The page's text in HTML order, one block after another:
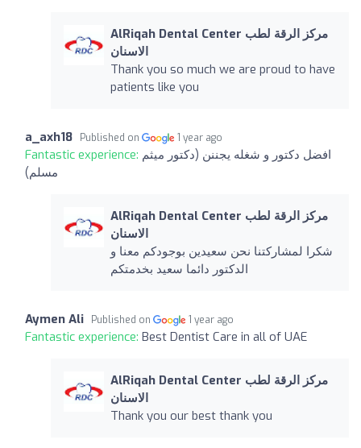
AlRiqah Dental Center مركز الرقة لطب
الاسنان
Thank you so much we are proud to have
patients like you
a_axh18 Published on 1 year ago
Fantastic experience: افضل دكتور و شغله يجننن (دكتور ميثم
مسلم)
AlRiqah Dental Center مركز الرقة لطب
الاسنان
شكرا لمشاركتنا نحن سعيدين بوجودكم معنا و
الدكتور دائما سعيد بخدمتكم
Aymen Ali Published on 1 year ago
Fantastic experience: Best Dentist Care in all of UAE
AlRiqah Dental Center مركز الرقة لطب
الاسنان
Thank you our best thank you